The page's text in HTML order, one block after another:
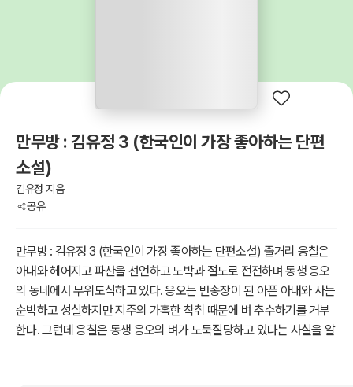
만무방 : 김유정 3 (한국인이 가장 좋아하는 단편
소설)
김유정 지음
공유
만무방 : 김유정 3 (한국인이 가장 좋아하는 단편소설) 줄거리 응칠은
아내와 헤어지고 파산을 선언하고 도박과 절도로 전전하며 동생 응오
의 동네에서 무위도식하고 있다. 응오는 반송장이 된 아픈 아내와 사는
순박하고 성실하지만 지주의 가혹한 착취 때문에 벼 추수하기를 거부
한다. 그런데 응칠은 동생 응오의 벼가 도둑질당하고 있다는 사실을 알